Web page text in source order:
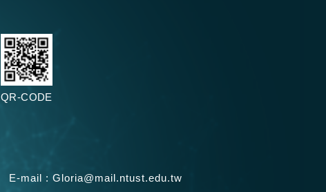
QR-CODE
E-mail :Gloria@mail.ntust.edu.tw